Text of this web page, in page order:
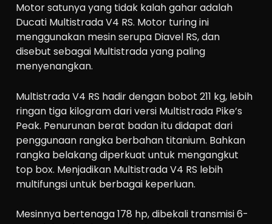
Motor satunya yang tidak kalah gahar adalah
Ducati Multistrada V4 RS. Motor turing ini
menggunakan mesin serupa Diavel RS, dan
disebut sebagai Multistrada yang paling
menyenangkan.
Multistrada V4 RS hadir dengan bobot 211 kg, lebih
ringan tiga kilogram dari versi Multistrada Pike’s
Peak. Penurunan berat badan itu didapat dari
penggunaan rangka berbahan titanium. Bahkan
rangka belakang diperkuat untuk mengangkut
top box. Menjadikan Multistrada V4 RS lebih
multifungsi untuk berbagai keperluan.
Mesinnya bertenaga 178 hp, dibekali transmisi 6-